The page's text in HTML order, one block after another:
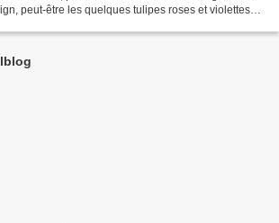
peut-être les quelques tulipes roses et violettes